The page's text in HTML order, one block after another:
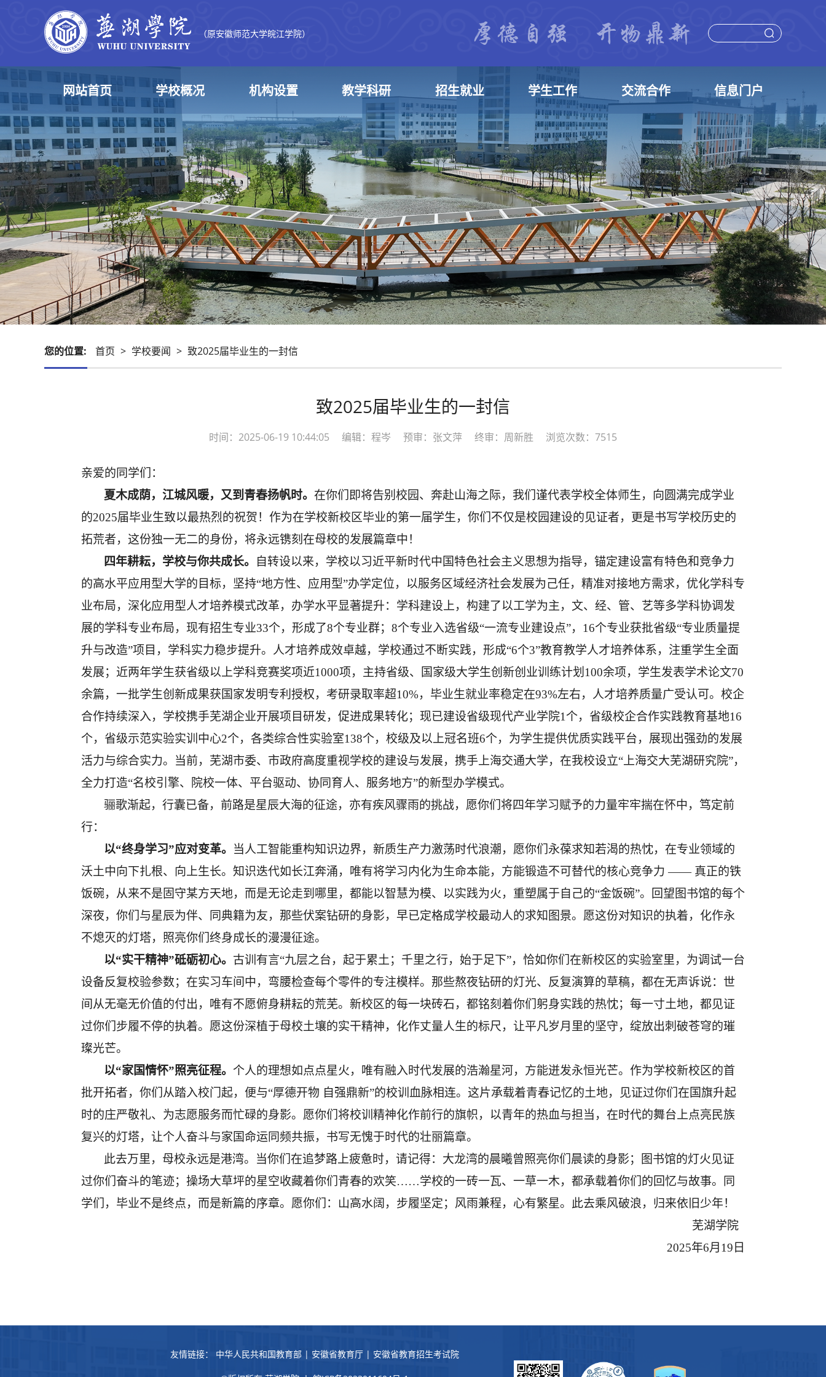
（原安徽师范大学皖江学院）
网站首页 学校概况 机构设置 教学科研 招生就业 学生工作 交流合作 信息门户
您的位置: 首页 > 学校要闻 > 致2025届毕业生的一封信
致2025届毕业生的一封信
时间：2025-06-19 10:44:05 编辑：程岑 预审：张文萍 终审：周新胜 浏览次数：7515
亲爱的同学们：
夏木成荫，江城风暖，又到青春扬帆时。 在你们即将告别校园、奔赴山海之际，我们谨代表学校全体师生，向圆满完成学业
的2025届毕业生致以最热烈的祝贺！作为在学校新校区毕业的第一届学生，你们不仅是校园建设的见证者，更是书写学校历史的
拓荒者，这份独一无二的身份，将永远镌刻在母校的发展篇章中！
四年耕耘，学校与你共成长。
自转设以来，学校以习近平新时代中国特色社会主义思想为指导，锚定建设富有特色和竞争力
的高水平应用型大学的目标，坚持“地方性、应用型”办学定位，以服务区域经济社会发展为己任，精准对接地方需求，优化学科专
业布局，深化应用型人才培养模式改革，办学水平显著提升： 学科建设上， 构建了以工学为主，文、经、管、艺等多学科协调发
展的学科专业布局，现有招生专业33个，形成了8个专业群； 8个专业入选省级“一流专业建设点”， 16个专业获批省级“专业质量提
升与改造”项目 ，学科实力稳步提升。人才培养成效卓越， 学校通过不断实践，形成“6个3”教育教学人才培养体系，注重学生全面
发展；近两年学生获省级以上学科竞赛奖项近1000项，主持省级、国家级大学生创新创业训练计划100余项，学生发表学术论文70
余篇，一批学生创新成果获国家发明专利授权， 考研录取率超10%，毕业生就业率稳定在93%左右，人才培养质量广受认可。校企
合作持续深入， 学校携手芜湖企业开展项目研发，促进成果转化；现已建设省级现代产业学院1个，省级校企合作实践教育基地16
个，省级示范实验实训中心2个，各类综合性实验室138个，校级及以上冠名班6个， 为学生提供优质实践平台，展现出强劲的发展
活力与综合实力。当前，芜湖市委、市政府高度重视学校的建设与发展，携手上海交通大学，在我校设立“上海交大芜湖研究院”，
全力打造“名校引擎、院校一体、平台驱动、协同育人、服务地方”的新型办学模式。
骊歌渐起，行囊已备， 前路是星辰大海的征途，亦有疾风骤雨的挑战，愿你们将四年学习赋予的力量牢牢揣在怀中， 笃定前
行：
以“终身学习”应对变革。 当人工智能重构知识边界，新质生产力激荡时代浪潮，愿你们永葆求知若渴的热忱，在专业领域的
沃土中向下扎根、向上生长。知识迭代如长江奔涌，唯有将学习内化为生命本能，方能锻造不可替代的核心竞争力 —— 真正的铁
饭碗，从来不是固守某方天地，而是无论走到哪里，都能以智慧为模、以实践为火，重塑属于自己的“金饭碗”。回望图书馆的每个
深夜，你们与星辰为伴、同典籍为友，那些伏案钻研的身影，早已定格成学校最动人的求知 图景。愿这份对知识的执着，化作永
不熄灭的灯塔，照亮你们终身成长的漫漫征途。
以“实干精神”砥砺初心。 古训有言“九层之台，起于累土；千里之行，始于足下”，恰如你们在新校区的实验室里，为调试一台
设备反复校验参数；在实习车间中，弯腰检查每个零件的专注模样。那些熬夜钻研的灯光、反复演算的草稿，都在无声诉说：世
间从无毫无价值的付出，唯有不愿俯身耕耘的荒芜。新校区的每一块砖石，都铭刻着你们躬身实践的热忱；每一寸土地，都见证
过你们步履不停的执着。愿这份深植于母校土壤的实干精神，化作丈量人生的标尺，让平凡岁月里的坚守，绽放出刺破苍穹的璀
璨光芒。
以“家国情怀”照亮征程。 个人的理想如点点星火，唯有融入时代发展的浩瀚星河，方能迸发永恒光芒。作为学校新校区的首
批开拓者，你们从踏入校门起，便与“厚德开物 自强鼎新”的校训血脉相连。这片承载着青春记忆的土地，见证过你们在国旗升起
时的庄严敬礼、 为志愿服务而忙碌的身影。愿你们将校训精神化作前行的旗帜，以青年的热血与担当，在时代的舞台上点亮民族
复兴的灯塔，让个人奋斗与家国命运同频共振，书写无愧于时代的壮丽篇章。
此去万里，母校永远是港湾。当你们在追梦路上疲惫时，请记得：大龙湾的晨曦曾照亮你们晨读的身影；图书馆的灯火见证
过你们奋斗的笔迹； 操场大草坪的星空收藏着你们青春的欢笑……学校的一砖一瓦、一草一木，都承载着你们的回忆与故事。
同
学们，毕业不是终点，而是新篇的序章。愿你们：山高水阔，步履坚定；风雨兼程，心有繁星。此去乘风破浪，归来依旧少年！
芜湖学院
2025年6月19日
友情链接： 中华人民共和国教育部| 安徽省教育厅| 安徽省教育招生考试院